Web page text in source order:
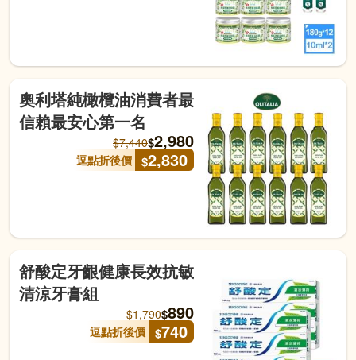
奧利塔純橄欖油消費者最
信賴最安心第一名
$7,440$2,980
逗點折後價 $2,830
舒酸定牙齦健康長效抗敏
清涼牙膏組
$1,790$890
逗點折後價 $740